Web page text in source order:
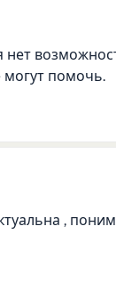
могут помочь.
,